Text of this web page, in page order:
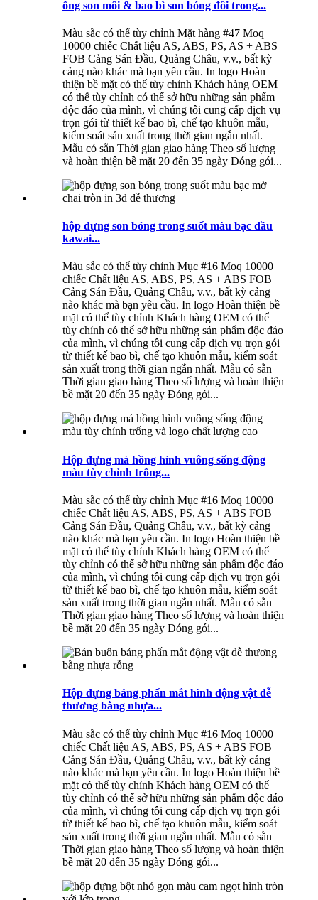
ống son môi & bao bì son bóng đôi trong...
Màu sắc có thể tùy chỉnh Mặt hàng #47 Moq
10000 chiếc Chất liệu AS, ABS, PS, AS + ABS
FOB Cảng Sán Đầu, Quảng Châu, v.v., bất kỳ
cảng nào khác mà bạn yêu cầu. In logo Hoàn
thiện bề mặt có thể tùy chỉnh Khách hàng OEM
có thể tùy chỉnh có thể sở hữu những sản phẩm
độc đáo của mình, vì chúng tôi cung cấp dịch vụ
trọn gói từ thiết kế bao bì, chế tạo khuôn mẫu,
kiểm soát sản xuất trong thời gian ngắn nhất.
Mẫu có sẵn Thời gian giao hàng Theo số lượng
và hoàn thiện bề mặt 20 đến 35 ngày Đóng gói...
hộp đựng son bóng trong suốt màu bạc đầu
kawai...
Màu sắc có thể tùy chỉnh Mục #16 Moq 10000
chiếc Chất liệu AS, ABS, PS, AS + ABS FOB
Cảng Sán Đầu, Quảng Châu, v.v., bất kỳ cảng
nào khác mà bạn yêu cầu. In logo Hoàn thiện bề
mặt có thể tùy chỉnh Khách hàng OEM có thể
tùy chỉnh có thể sở hữu những sản phẩm độc đáo
của mình, vì chúng tôi cung cấp dịch vụ trọn gói
từ thiết kế bao bì, chế tạo khuôn mẫu, kiểm soát
sản xuất trong thời gian ngắn nhất. Mẫu có sẵn
Thời gian giao hàng Theo số lượng và hoàn thiện
bề mặt 20 đến 35 ngày Đóng gói...
Hộp đựng má hồng hình vuông sống động
màu tùy chỉnh trống...
Màu sắc có thể tùy chỉnh Mục #16 Moq 10000
chiếc Chất liệu AS, ABS, PS, AS + ABS FOB
Cảng Sán Đầu, Quảng Châu, v.v., bất kỳ cảng
nào khác mà bạn yêu cầu. In logo Hoàn thiện bề
mặt có thể tùy chỉnh Khách hàng OEM có thể
tùy chỉnh có thể sở hữu những sản phẩm độc đáo
của mình, vì chúng tôi cung cấp dịch vụ trọn gói
từ thiết kế bao bì, chế tạo khuôn mẫu, kiểm soát
sản xuất trong thời gian ngắn nhất. Mẫu có sẵn
Thời gian giao hàng Theo số lượng và hoàn thiện
bề mặt 20 đến 35 ngày Đóng gói...
Hộp đựng bảng phấn mắt hình động vật dễ
thương bằng nhựa...
Màu sắc có thể tùy chỉnh Mục #16 Moq 10000
chiếc Chất liệu AS, ABS, PS, AS + ABS FOB
Cảng Sán Đầu, Quảng Châu, v.v., bất kỳ cảng
nào khác mà bạn yêu cầu. In logo Hoàn thiện bề
mặt có thể tùy chỉnh Khách hàng OEM có thể
tùy chỉnh có thể sở hữu những sản phẩm độc đáo
của mình, vì chúng tôi cung cấp dịch vụ trọn gói
từ thiết kế bao bì, chế tạo khuôn mẫu, kiểm soát
sản xuất trong thời gian ngắn nhất. Mẫu có sẵn
Thời gian giao hàng Theo số lượng và hoàn thiện
bề mặt 20 đến 35 ngày Đóng gói...